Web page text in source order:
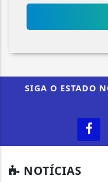
SIGA O ESTADO
NOTÍCIAS